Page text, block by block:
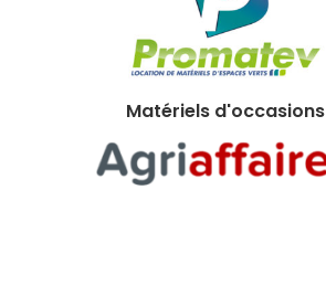
Matériels d'occasions